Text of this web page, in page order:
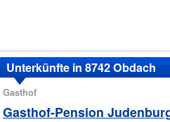
Unterkünfte in 8742 Obdach
Gasthof
Gasthof-Pension